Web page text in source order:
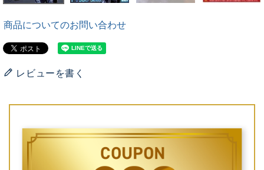
商品についてのお問い合わせ
レビューを書く